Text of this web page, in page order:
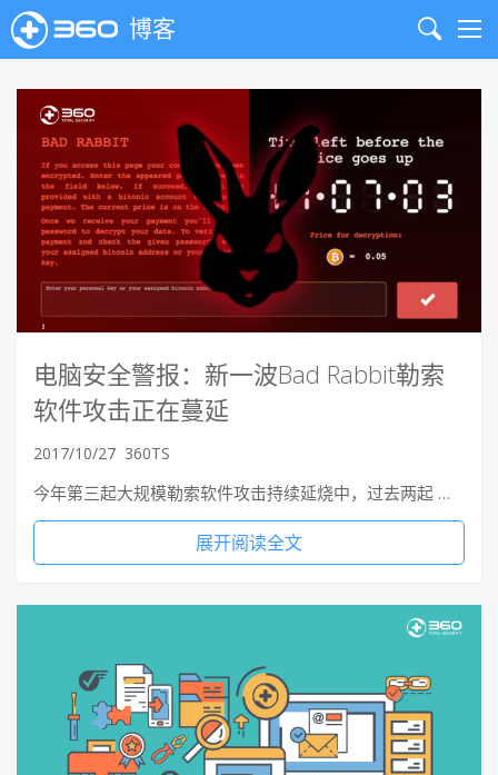
博客
Search
电脑安全警报：新一波Bad Rabbit勒索
软件攻击正在蔓延
2017/10/27 360TS
今年第三起大规模勒索软件攻击持续延烧中，过去两起 …
展开阅读全文